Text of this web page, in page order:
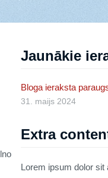
Jaunākie
Bloga ieraksta
31. maijs 2024
Extra
Lorem ipsum dolor